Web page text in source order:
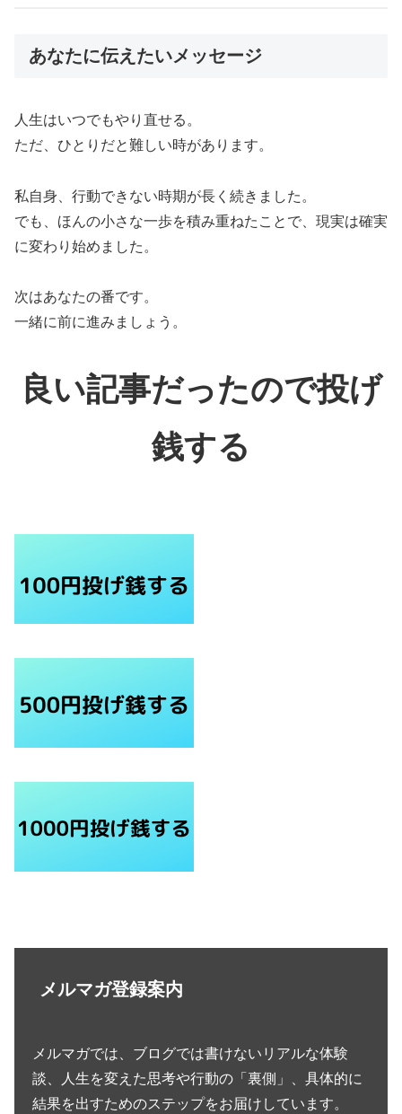
あなたに伝えたいメッセージ
人生はいつでもやり直せる。
ただ、ひとりだと難しい時があります。
私自身、行動できない時期が長く続きました。
でも、ほんの小さな一歩を積み重ねたことで、現実は確実
に変わり始めました。
次はあなたの番です。
一緒に前に進みましょう。
良い記事だったので投げ
銭する
メルマガ登録案内
メルマガでは、ブログでは書けないリアルな体験
談、人生を変えた思考や行動の「裏側」、具体的に
結果を出すためのステップをお届けしています。